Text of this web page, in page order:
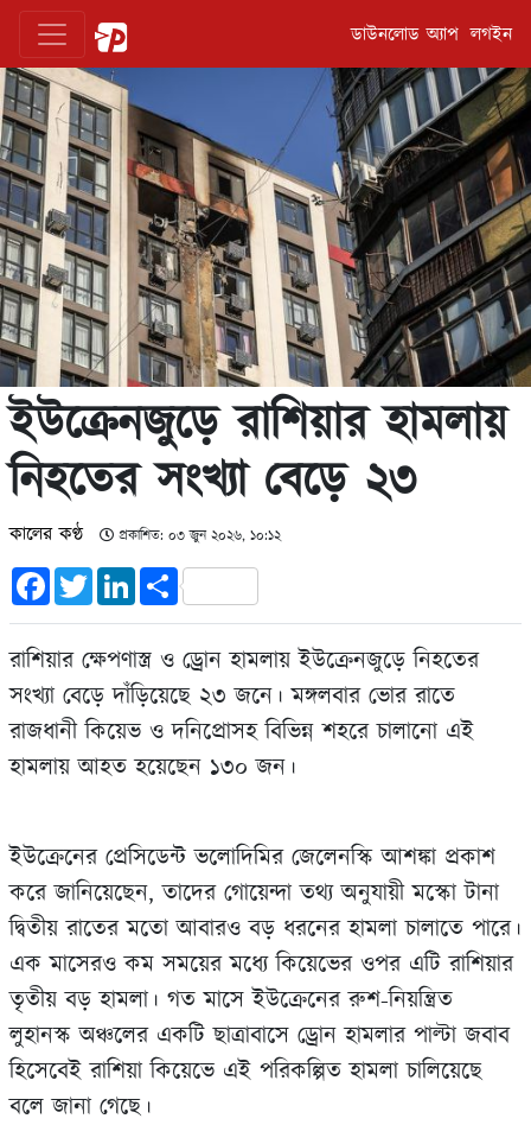
ডাউনলোড অ্যাপ লগইন
ইউক্রেনজুড়ে রাশিয়ার হামলায়
নিহতের সংখ্যা বেড়ে ২৩
কালের কণ্ঠ প্রকাশিত: ০৩ জুন ২০২৬, ১০:১২
FacebookTwitterLinkedInShare
রাশিয়ার ক্ষেপণাস্ত্র ও ড্রোন হামলায় ইউক্রেনজুড়ে নিহতের
সংখ্যা বেড়ে দাঁড়িয়েছে ২৩ জনে। মঙ্গলবার ভোর রাতে
রাজধানী কিয়েভ ও দনিপ্রোসহ বিভিন্ন শহরে চালানো এই
হামলায় আহত হয়েছেন ১৩০ জন।
ইউক্রেনের প্রেসিডেন্ট ভলোদিমির জেলেনস্কি আশঙ্কা প্রকাশ
করে জানিয়েছেন, তাদের গোয়েন্দা তথ্য অনুযায়ী মস্কো টানা
দ্বিতীয় রাতের মতো আবারও বড় ধরনের হামলা চালাতে পারে।
এক মাসেরও কম সময়ের মধ্যে কিয়েভের ওপর এটি রাশিয়ার
তৃতীয় বড় হামলা। গত মাসে ইউক্রেনের রুশ-নিয়ন্ত্রিত
লুহানস্ক অঞ্চলের একটি ছাত্রাবাসে ড্রোন হামলার পাল্টা জবাব
হিসেবেই রাশিয়া কিয়েভে এই পরিকল্পিত হামলা চালিয়েছে
বলে জানা গেছে।